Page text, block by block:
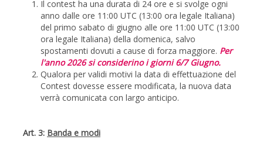
Il contest ha una durata di 24 ore e si svolge ogni
anno dalle ore 11:00 UTC (13:00 ora legale Italiana)
del primo sabato di giugno alle ore 11:00 UTC (13:00
ora legale Italiana) della domenica, salvo
spostamenti dovuti a cause di forza maggiore. Per
l'anno 2026 si considerino i giorni 6/7 Giugno.
Qualora per validi motivi la data di effettuazione del
Contest dovesse essere modificata, la nuova data
verrà comunicata con largo anticipo.
Art. 3: Banda e modi